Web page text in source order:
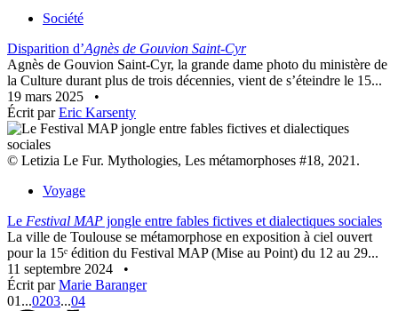
Société
Disparition d’Agnès de Gouvion Saint-Cyr
Agnès de Gouvion Saint-Cyr, la grande dame photo du ministère de
la Culture durant plus de trois décennies, vient de s’éteindre le 15...
19 mars 2025
•
Écrit parEric Karsenty
© Letizia Le Fur. Mythologies, Les métamorphoses #18, 2021.
Voyage
Le Festival MAP jongle entre fables fictives et dialectiques sociales
La ville de Toulouse se métamorphose en exposition à ciel ouvert
pour la 15ᵉ édition du Festival MAP (Mise au Point) du 12 au 29...
11 septembre 2024
•
Écrit parMarie Baranger
01 ...0203...04